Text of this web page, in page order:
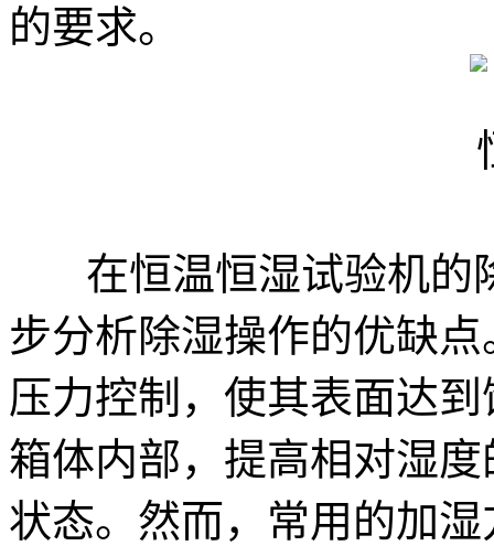
的要求。
在恒温恒湿试验机的
步分析除湿操作的优缺
压力控制，使其表面达
箱体内部，提高相对湿
状态。然而，常用的加